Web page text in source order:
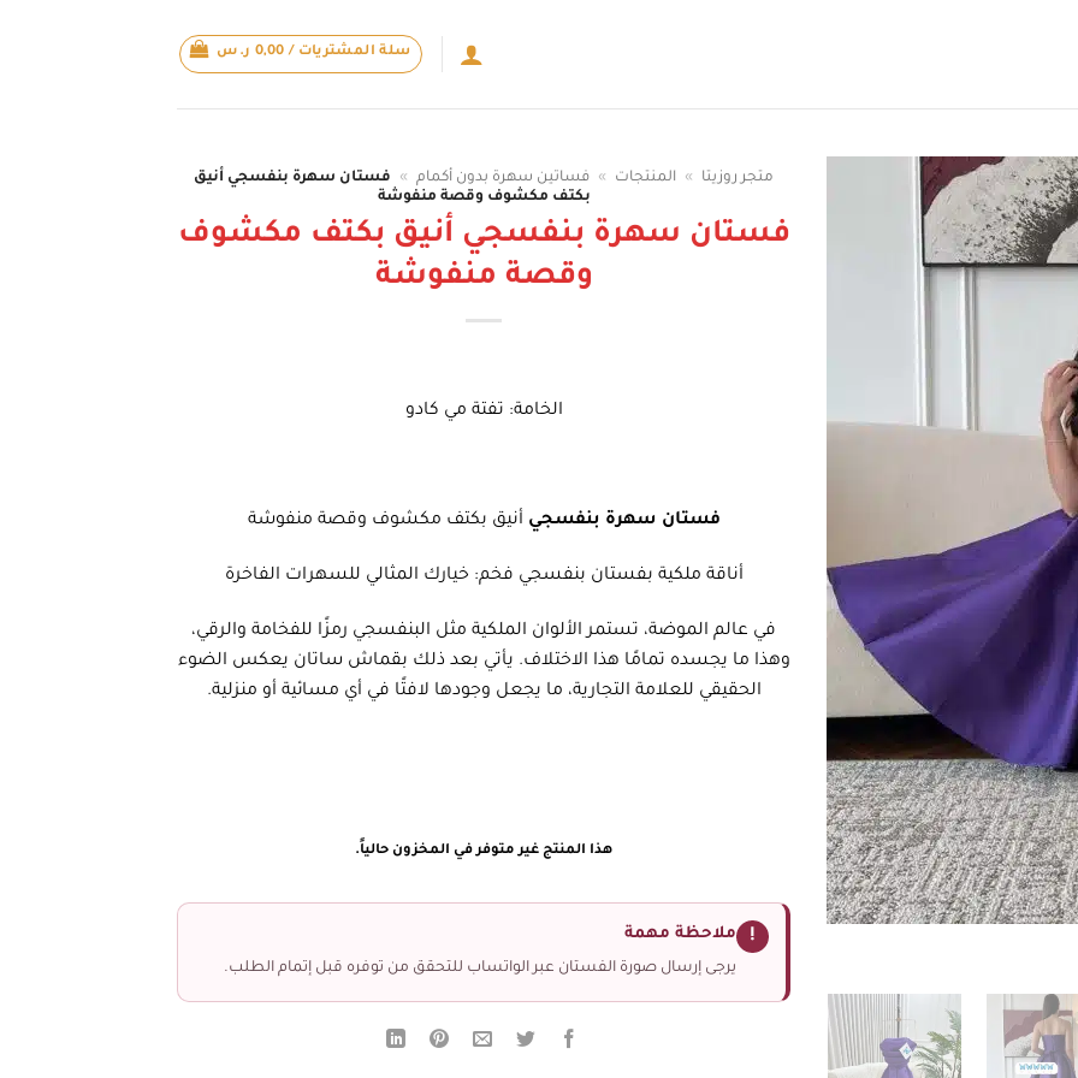
سلة المشتريات / 0,00 ر.س
متجر روزيتا » المنتجات » فساتين سهرة بدون أكمام »
فستان سهرة بنفسجي أنيق
بكتف مكشوف وقصة منفوشة
فستان سهرة بنفسجي أنيق بكتف مكشوف
وقصة منفوشة
الخامة: تفتة مي كادو
فستان سهرة بنفسجي أنيق بكتف مكشوف وقصة منفوشة
أناقة ملكية بفستان بنفسجي فخم: خيارك المثالي للسهرات الفاخرة
في عالم الموضة، تستمر الألوان الملكية مثل البنفسجي رمزًا للفخامة والرقي،
وهذا ما يجسده تمامًا هذا الاختلاف. يأتي بعد ذلك بقماش ساتان يعكس الضوء
الحقيقي للعلامة التجارية، ما يجعل وجودها لافتًا في أي مسائية أو منزلية.
هذا المنتج غير متوفر في المخزون حالياً.
! ملاحظة مهمة
يرجى إرسال صورة الفستان عبر الواتساب للتحقق من توفره قبل إتمام الطلب.